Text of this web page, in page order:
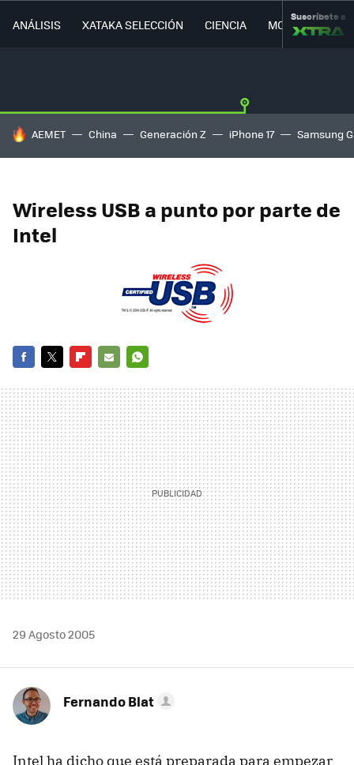
ANÁLISIS XATAKA SELECCIÓN CIENCIA MOVILIDAD
Suscríbete a
HOY SE HABLA DE
AEMET China Generación Z iPhone 17 Samsung
Wireless USB a punto por parte de
Intel
MAIL
29 Agosto 2005
Fernando Blat
Intel ha dicho que está preparada para empezar